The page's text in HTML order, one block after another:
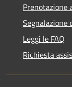
Prenotazione
Segnalazione
Leggi le FAQ
Richiesta